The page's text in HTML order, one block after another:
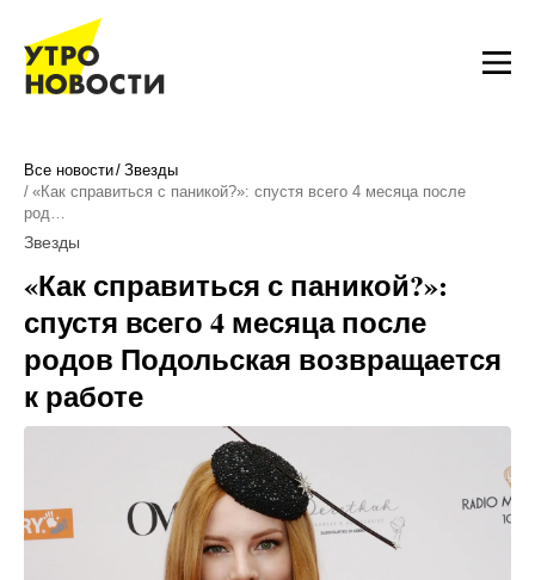
Все новости Звезды
«Как справиться с паникой?»: спустя всего 4 месяца после
род…
Звезды
«Как справиться с паникой?»:
спустя всего 4 месяца после
родов Подольская возвращается
к работе